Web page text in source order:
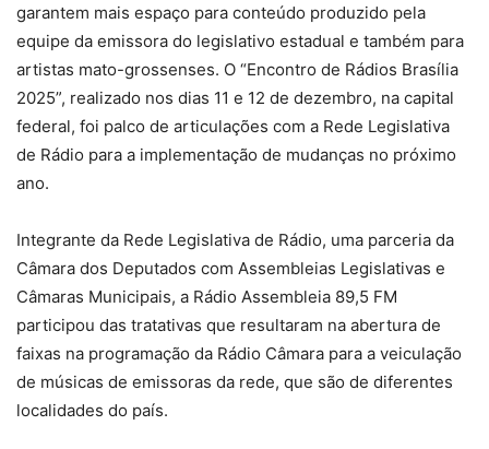
garantem mais espaço para conteúdo produzido pela
equipe da emissora do legislativo estadual e também para
artistas mato-grossenses. O “Encontro de Rádios Brasília
2025”, realizado nos dias 11 e 12 de dezembro, na capital
federal, foi palco de articulações com a Rede Legislativa
de Rádio para a implementação de mudanças no próximo
ano.
Integrante da Rede Legislativa de Rádio, uma parceria da
Câmara dos Deputados com Assembleias Legislativas e
Câmaras Municipais, a Rádio Assembleia 89,5 FM
participou das tratativas que resultaram na abertura de
faixas na programação da Rádio Câmara para a veiculação
de músicas de emissoras da rede, que são de diferentes
localidades do país.